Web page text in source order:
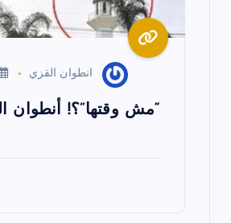
انطوان القزي
“مش وقتها”؟! أنطوان